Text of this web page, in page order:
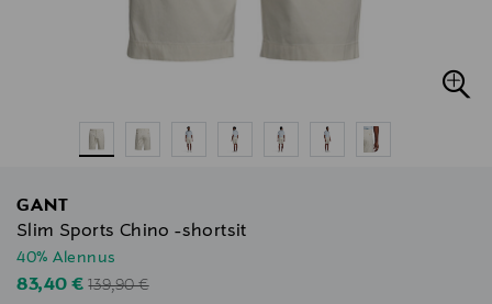
GANT
Slim Sports Chino -shortsit
40% Alennus
Discounted Price
83,40 €Original Price
139,90 €